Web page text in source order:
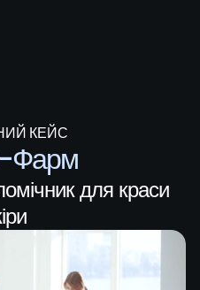
КЕЙС
Фарм
для краси